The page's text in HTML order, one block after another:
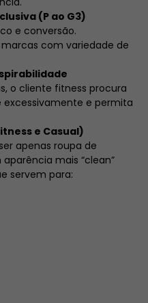
(P ao G3)
e conversão.
com variedade de
o cliente fitness procura
e permita
e Casual)
apenas roupa de
mais “clean”
servem para: